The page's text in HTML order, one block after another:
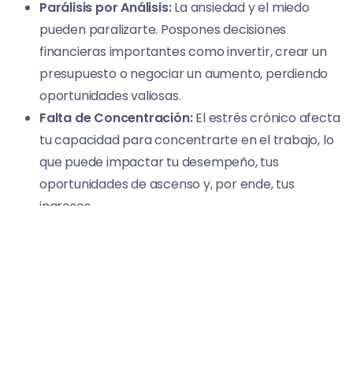
Parálisis por Análisis:La ansiedad y el miedo
pueden paralizarte. Pospones decisiones
financieras importantes como invertir, crear un
presupuesto o negociar un aumento, perdiendo
oportunidades valiosas.
Falta de Concentración:El estrés crónico afecta
tu capacidad para concentrarte en el trabajo, lo
que puede impactar tu desempeño, tus
oportunidades de ascenso y, por ende, tus
ingresos.